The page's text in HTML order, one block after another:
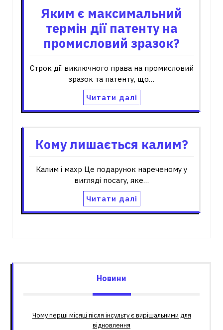
Яким є максимальний
термін дії патенту на
промисловий зразок?
Строк дії виключного права на промисловий
зразок та патенту, що…
Читати далі
Кому лишається калим?
Калим і махр Це подарунок нареченому у
вигляді посагу, яке…
Читати далі
Новини
Чому перші місяці після інсульту є вирішальними для
відновлення